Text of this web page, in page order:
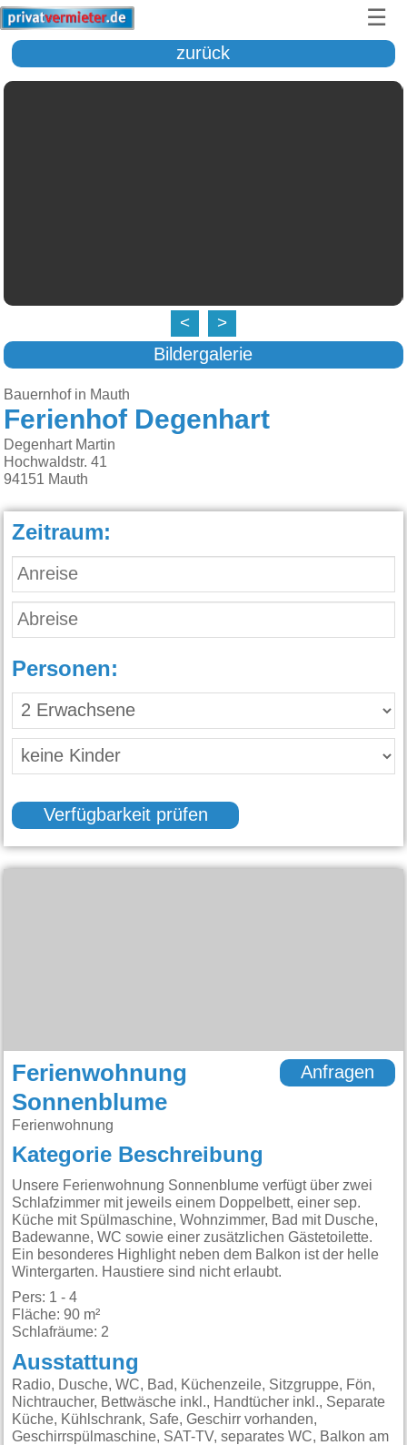
☰
zurück
< >
Bildergalerie
Bauernhof in Mauth
Ferienhof Degenhart
Degenhart Martin
Hochwaldstr. 41
94151 Mauth
Zeitraum:
Personen:
Verfügbarkeit prüfen
Ferienwohnung
Sonnenblume
Ferienwohnung
Anfragen
Kategorie Beschreibung
Unsere Ferienwohnung Sonnenblume verfügt über zwei
Schlafzimmer mit jeweils einem Doppelbett, einer sep.
Küche mit Spülmaschine, Wohnzimmer, Bad mit Dusche,
Badewanne, WC sowie einer zusätzlichen Gästetoilette.
Ein besonderes Highlight neben dem Balkon ist der helle
Wintergarten. Haustiere sind nicht erlaubt.
Pers: 1 - 4
Fläche: 90 m²
Schlafräume: 2
Ausstattung
Radio, Dusche, WC, Bad, Küchenzeile, Sitzgruppe, Fön,
Nichtraucher, Bettwäsche inkl., Handtücher inkl., Separate
Küche, Kühlschrank, Safe, Geschirr vorhanden,
Geschirrspülmaschine, SAT-TV, separates WC, Balkon am